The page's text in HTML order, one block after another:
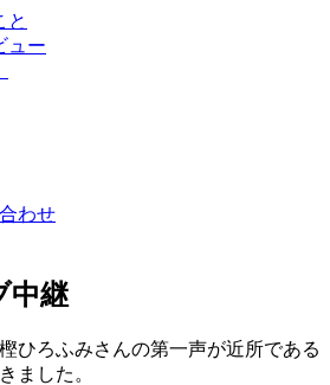
と
ュー
わせ
中継
ひろふみさんの第一声が近所である
ました。